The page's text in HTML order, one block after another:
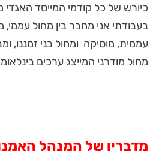
כיורש של כל קודמי המייסד האגדי
בעבודתי אני מחבר בין מחול עממי,
עממית, מוסיקה ומחול בני זמננו,
מחול מודרני המייצג ערכים
מדבריו של המנהל